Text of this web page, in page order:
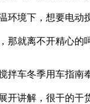
环境下，想要电动
那就离不开精心的
车冬季用车指南
开讲解，很干的干